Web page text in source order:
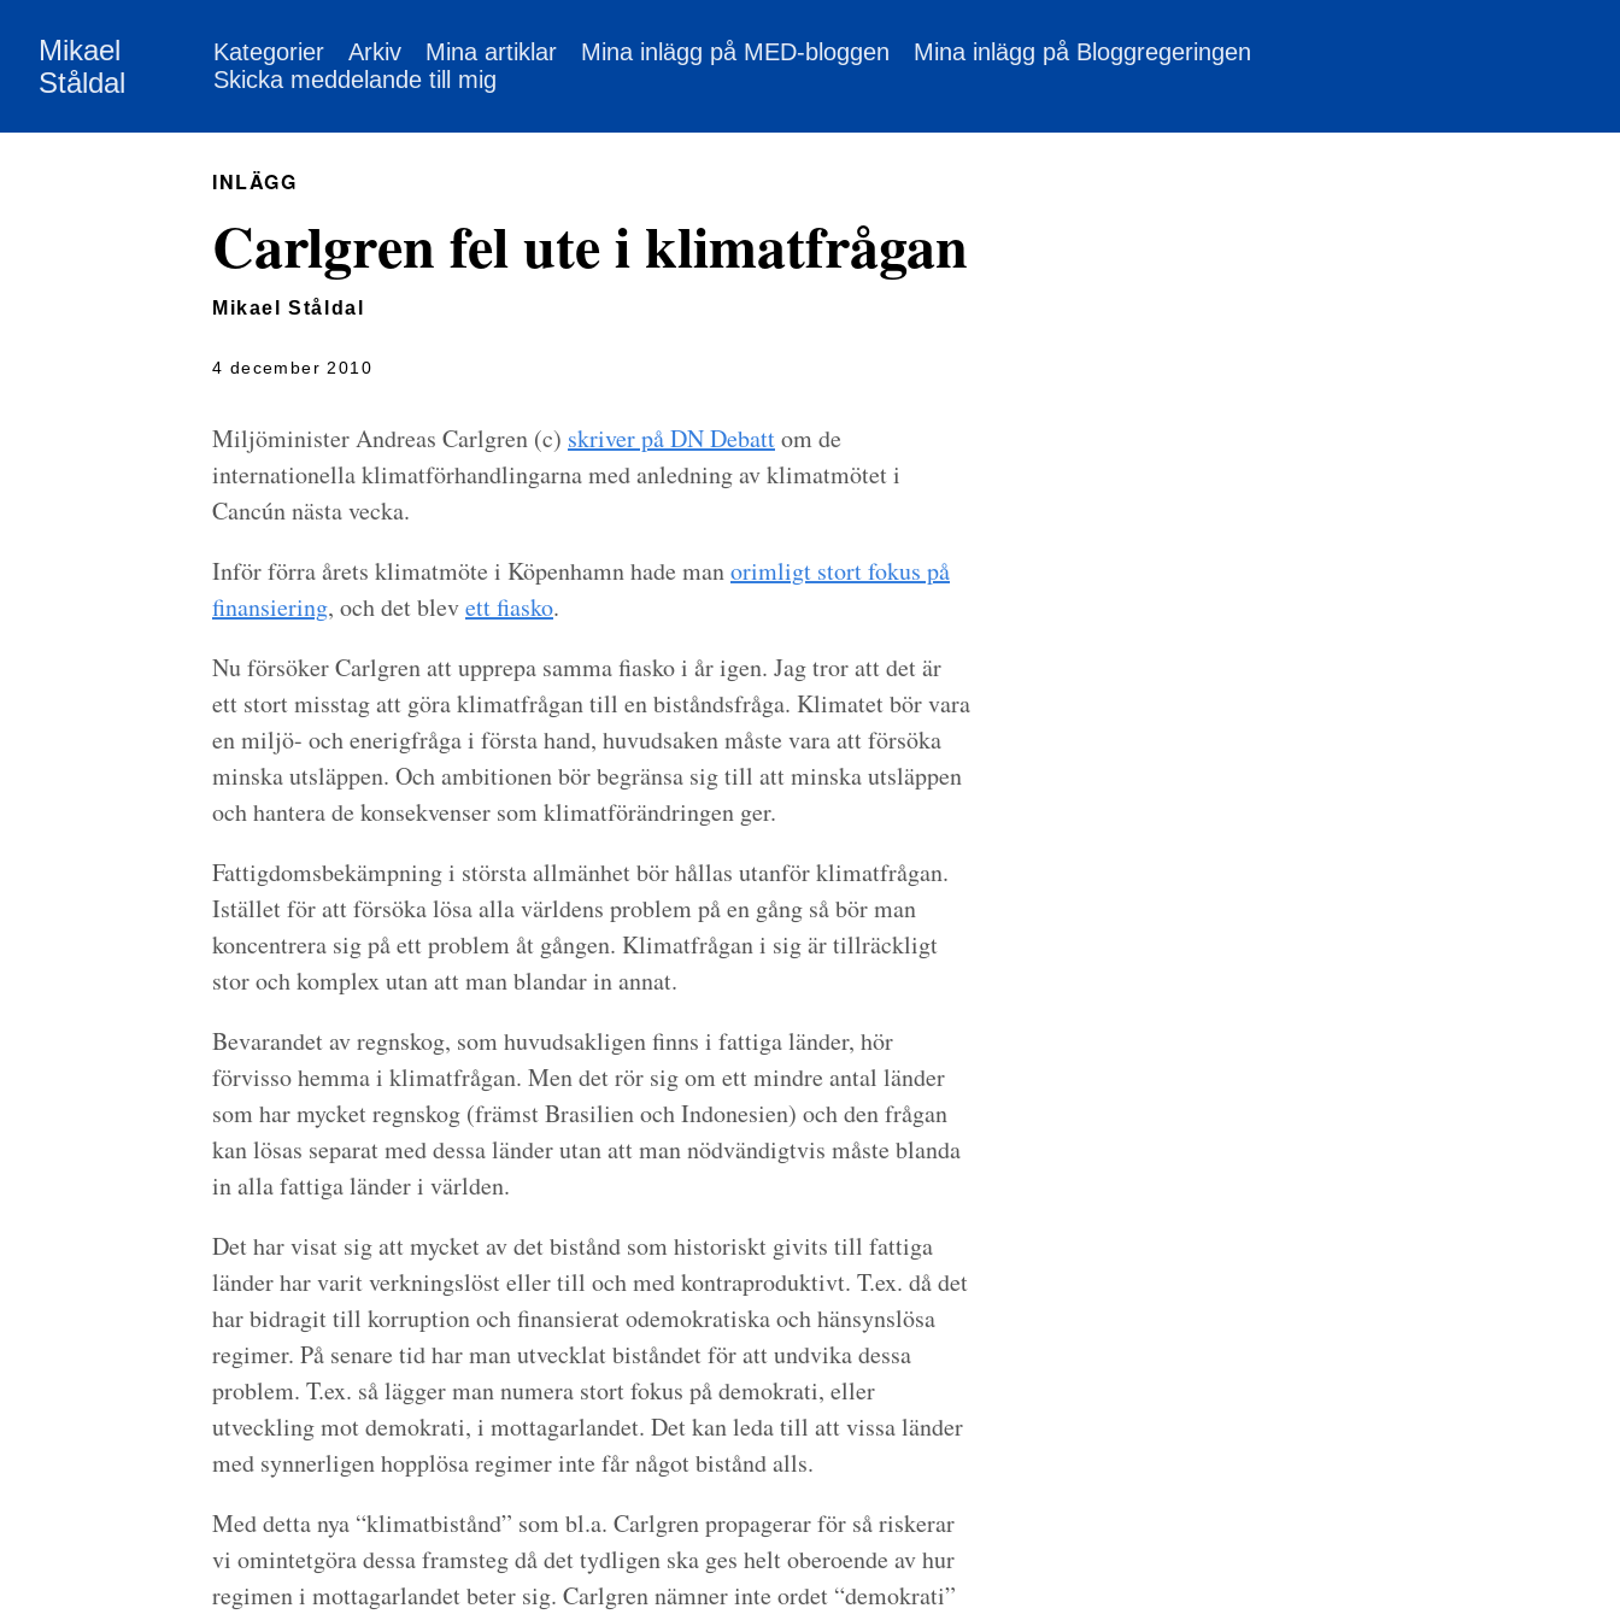
Mikael
Ståldal
Kategorier Arkiv Mina artiklar Mina inlägg på MED-bloggen
Mina inlägg på Bloggregeringen
Skicka meddelande till mig
INLÄGG
Carlgren fel ute i klimatfrågan
Mikael Ståldal
4 december 2010
Miljöminister Andreas Carlgren (c) skriver på DN Debattom de
internationella klimatförhandlingarna med anledning av klimatmötet i
Cancún nästa vecka.
Inför förra årets klimatmöte i Köpenhamn hade manorimligt stort fokus på
finansiering, och det blevett fiasko.
Nu försöker Carlgren att upprepa samma fiasko i år igen. Jag tror att det är
ett stort misstag att göra klimatfrågan till en biståndsfråga. Klimatet bör vara
en miljö- och enerigfråga i första hand, huvudsaken måste vara att försöka
minska utsläppen. Och ambitionen bör begränsa sig till att minska utsläppen
och hantera de konsekvenser som klimatförändringen ger.
Fattigdomsbekämpning i största allmänhet bör hållas utanför klimatfrågan.
Istället för att försöka lösa alla världens problem på en gång så bör man
koncentrera sig på ett problem åt gången. Klimatfrågan i sig är tillräckligt
stor och komplex utan att man blandar in annat.
Bevarandet av regnskog, som huvudsakligen finns i fattiga länder, hör
förvisso hemma i klimatfrågan. Men det rör sig om ett mindre antal länder
som har mycket regnskog (främst Brasilien och Indonesien) och den frågan
kan lösas separat med dessa länder utan att man nödvändigtvis måste blanda
in alla fattiga länder i världen.
Det har visat sig att mycket av det bistånd som historiskt givits till fattiga
länder har varit verkningslöst eller till och med kontraproduktivt. T.ex. då det
har bidragit till korruption och finansierat odemokratiska och hänsynslösa
regimer. På senare tid har man utvecklat biståndet för att undvika dessa
problem. T.ex. så lägger man numera stort fokus på demokrati, eller
utveckling mot demokrati, i mottagarlandet. Det kan leda till att vissa länder
med synnerligen hopplösa regimer inte får något bistånd alls.
Med detta nya “klimatbistånd” som bl.a. Carlgren propagerar för så riskerar
vi omintetgöra dessa framsteg då det tydligen ska ges helt oberoende av hur
regimen i mottagarlandet beter sig. Carlgren nämner inte ordet “demokrati”